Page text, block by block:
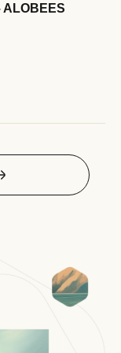
ALOBEES